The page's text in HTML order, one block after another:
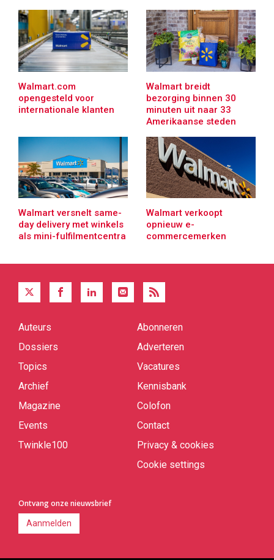
Walmart.com
opengesteld voor
internationale klanten
Walmart breidt
bezorging binnen 30
minuten uit naar 33
Amerikaanse steden
Walmart versnelt same-
day delivery met winkels
als mini-fulfilmentcentra
Walmart verkoopt
opnieuw e-
commercemerken
Quick
Auteurs
Dossiers
Topics
Archief
Magazine
Events
Twinkle100
Abonneren
Adverteren
Vacatures
Kennisbank
Colofon
Contact
Privacy & cookies
Cookie settings
Ontvang onze nieuwsbrief
Aanmelden